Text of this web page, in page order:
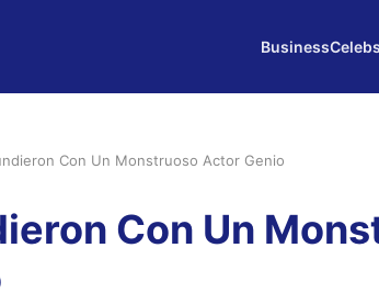
BusinessCelebs
Con Un Monstruoso Actor Genio
Con Un